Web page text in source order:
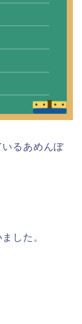
るあめんぼ
した。